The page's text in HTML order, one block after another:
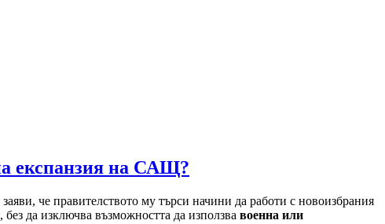
експанзия на САЩ?
че правителството му търси начини да работи с новоизбрания
да изключва възможността да използва военна или